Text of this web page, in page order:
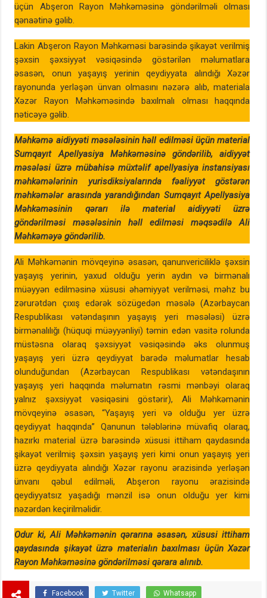
üçün Abşeron Rayon Məhkəməsinə göndərilməli olması
qənaətinə gəlib.
Lakin Abşeron Rayon Məhkəməsi barəsində şikayət verilmiş
şəxsin şəxsiyyət vəsiqəsində göstərilən məlumatlara
əsasən, onun yaşayış yerinin qeydiyyata alındığı Xəzər
rayonunda yerləşən ünvan olmasını nəzərə alıb, materiala
Xəzər Rayon Məhkəməsində baxılmalı olması haqqında
nəticəyə gəlib.
Məhkəmə aidiyyəti məsələsinin həll edilməsi üçün material
Sumqayıt Apellyasiya Məhkəməsinə göndərilib, aidiyyət
məsələsi üzrə mübahisə müxtəlif apellyasiya instansiyası
məhkəmələrinin yurisdiksiyalarında fəaliyyət göstərən
məhkəmələr arasında yarandığından Sumqayıt Apellyasiya
Məhkəməsinin qərarı ilə material aidiyyəti üzrə
göndərilməsi məsələsinin həll edilməsi məqsədilə Ali
Məhkəməyə göndərilib.
Ali Məhkəmənin mövqeyinə əsasən, qanunvericiliklə şəxsin
yaşayış yerinin, yaxud olduğu yerin aydın və birmənalı
müəyyən edilməsinə xüsusi əhəmiyyət verilməsi, məhz bu
zərurətdən çıxış edərək sözügedən məsələ (Azərbaycan
Respublikası vətəndaşının yaşayış yeri məsələsi) üzrə
birmənalılığı (hüquqi müəyyənliyi) təmin edən vasitə rolunda
müstəsna olaraq şəxsiyyət vəsiqəsində əks olunmuş
yaşayış yeri üzrə qeydiyyat barədə məlumatlar hesab
olunduğundan (Azərbaycan Respublikası vətəndaşının
yaşayış yeri haqqında məlumatın rəsmi mənbəyi olaraq
yalnız şəxsiyyət vəsiqəsini göstərir), Ali Məhkəmənin
mövqeyinə əsasən, “Yaşayış yeri və olduğu yer üzrə
qeydiyyat haqqında” Qanunun tələblərinə müvafiq olaraq,
hazırkı material üzrə barəsində xüsusi ittiham qaydasında
şikayət verilmiş şəxsin yaşayış yeri kimi onun yaşayış yeri
üzrə qeydiyyata alındığı Xəzər rayonu ərazisində yerləşən
ünvanı qəbul edilməli, Abşeron rayonu ərazisində
qeydiyyatsız yaşadığı mənzil isə onun olduğu yer kimi
nəzərdən keçirilməlidir.
Odur ki, Ali Məhkəmənin qərarına əsasən, xüsusi ittiham
qaydasında şikayət üzrə materialın baxılması üçün Xəzər
Rayon Məhkəməsinə göndərilməsi qərara alınıb.
Facebook Twitter Whatsapp